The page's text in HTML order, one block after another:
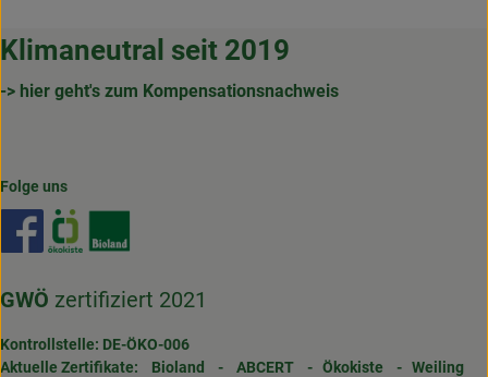
Klimaneutral seit 2019
-> hier geht's zum Kompensationsnachweis
Folge uns
Externer Link zu https://www.facebook.com/
GWÖ zertifiziert 2021
Kontrollstelle: DE-ÖKO-006
Aktuelle Zertifikate: Bioland - ABCERT - Ökokiste - Weiling